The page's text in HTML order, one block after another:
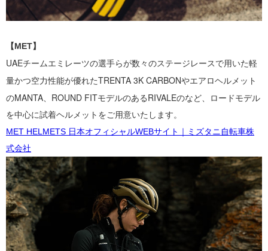
【MET】
UAEチームエミレーツの選手らが数々のステージレースで用いた軽
量かつ空力性能が優れたTRENTA 3K CARBONやエアロヘルメット
のMANTA、 ROUND FITモデルのあるRIVALEのなど、
ロードモデル
を中心に試着ヘルメットをご用意いたします。
MET HELMETS 日本オフィシャルWEBサイト｜ミズタニ自転車株
式会社